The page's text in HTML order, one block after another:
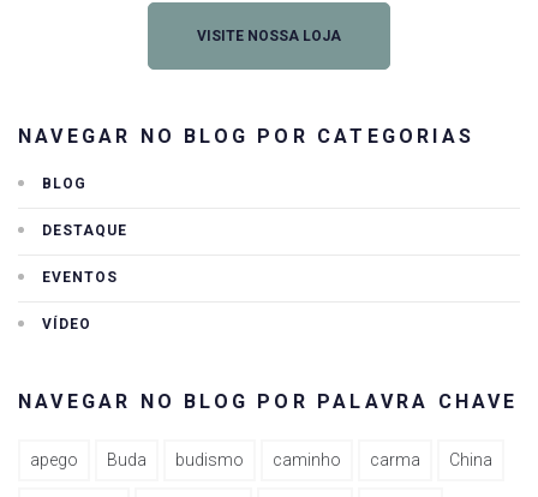
VISITE NOSSA LOJA
NAVEGAR NO BLOG POR CATEGORIAS
BLOG
DESTAQUE
EVENTOS
VÍDEO
NAVEGAR NO BLOG POR PALAVRA CHAVE
apego Buda budismo caminho carma China